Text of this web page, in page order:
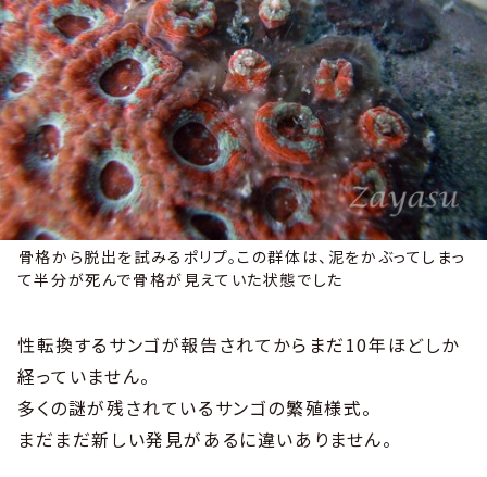
骨格から脱出を試みるポリプ。この群体は、泥をかぶってしまっ
て半分が死んで骨格が見えていた状態でした
性転換するサンゴが報告されてからまだ10年ほどしか
経っていません。
多くの謎が残されているサンゴの繁殖様式。
まだまだ新しい発見があるに違いありません。